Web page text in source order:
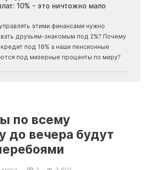
10% - это ничтожно мало
этими финансами нужно
друзьям-знакомым под 2%? Почему
под 18% а наши пенсионные
под мизерные проценты по миру?
по всему
до вечера будут